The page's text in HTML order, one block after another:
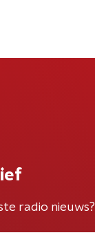
radio nieuws?